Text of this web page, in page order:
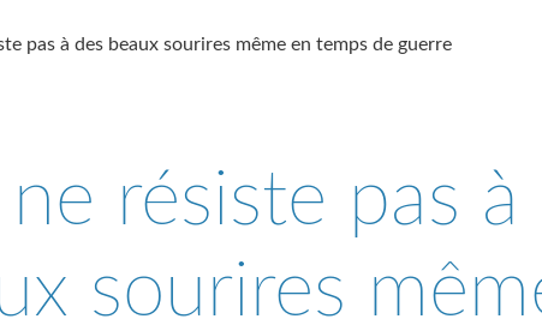
pas à des beaux sourires même en temps de guerre
résiste pas à
sourires